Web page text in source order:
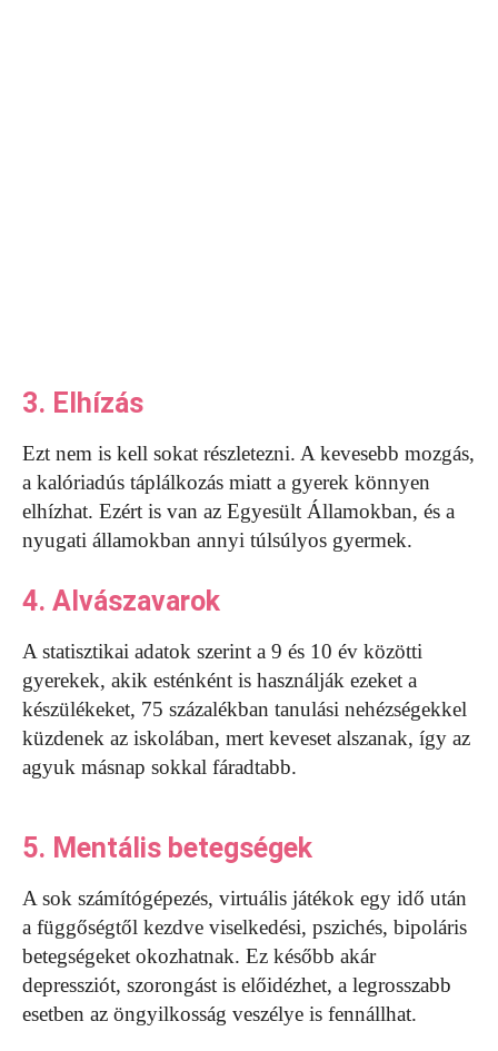
3. Elhízás
Ezt nem is kell sokat részletezni. A kevesebb mozgás,
a kalóriadús táplálkozás miatt a gyerek könnyen
elhízhat. Ezért is van az Egyesült Államokban, és a
nyugati államokban annyi túlsúlyos gyermek.
4. Alvászavarok
A statisztikai adatok szerint a 9 és 10 év közötti
gyerekek, akik esténként is használják ezeket a
készülékeket, 75 százalékban tanulási nehézségekkel
küzdenek az iskolában, mert keveset alszanak, így az
agyuk másnap sokkal fáradtabb.
5. Mentális betegségek
A sok számítógépezés, virtuális játékok egy idő után
a függőségtől kezdve viselkedési, pszichés, bipoláris
betegségeket okozhatnak. Ez később akár
depressziót, szorongást is előidézhet, a legrosszabb
esetben az öngyilkosság veszélye is fennállhat.